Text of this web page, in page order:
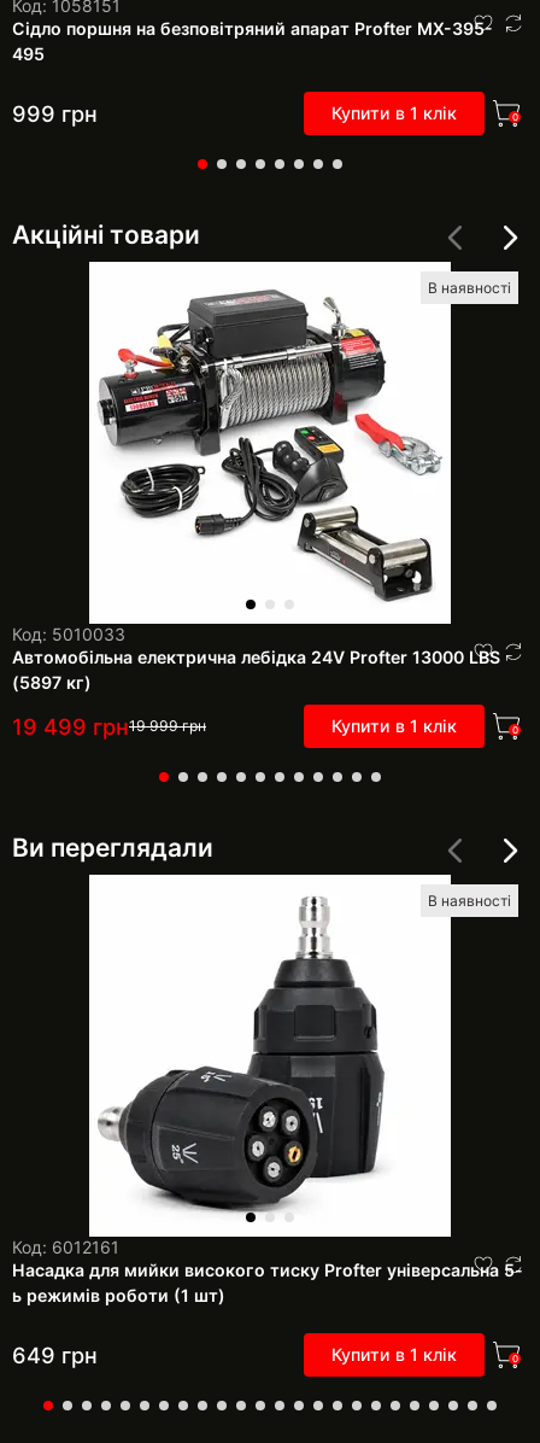
Код: 1058151
Сідло поршня на безповітряний апарат Profter МХ-395-
495
999 грн Купити в 1 клік 0
Акційні товари
В наявності
Код: 5010033
Автомобільна електрична лебідка 24V Profter 13000 LBS
(5897 кг)
19 499 грн19 999грн Купити в 1 клік 0
Ви переглядали
В наявності
Код: 6012161
Насадка для мийки високого тиску Profter універсальна 5-
ь режимів роботи (1 шт)
649 грн Купити в 1 клік 0